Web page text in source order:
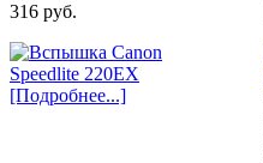
316 pуб.
[Подробнее...]